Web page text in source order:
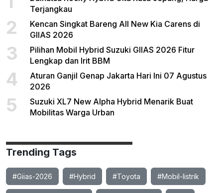
Terjangkau
2
Kencan Singkat Bareng All New Kia Carens di
GIIAS 2026
3
Pilihan Mobil Hybrid Suzuki GIIAS 2026 Fitur
Lengkap dan Irit BBM
4
Aturan Ganjil Genap Jakarta Hari Ini 07 Agustus
2026
5
Suzuki XL7 New Alpha Hybrid Menarik Buat
Mobilitas Warga Urban
Trending Tags
#Giias-2026 #Hybrid #Toyota #Mobil-listrik